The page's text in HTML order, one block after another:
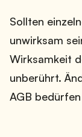
Sollten
unwirksam
Wirksamkeit
unberührt.
AGB